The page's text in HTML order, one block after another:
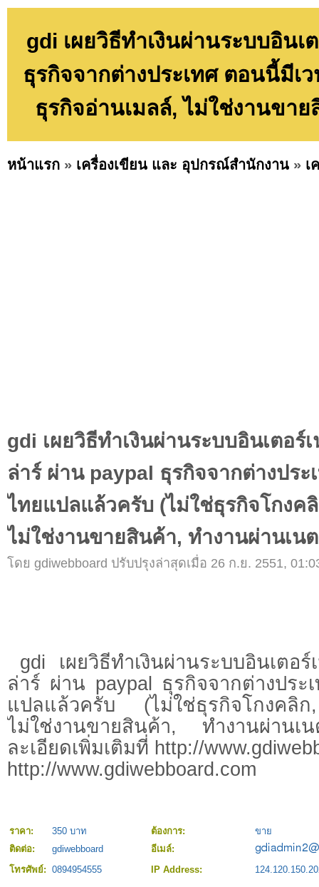
gdi เผยวิธีทำเงินผ่านระบบอินเ
ธุรกิจจากต่างประเทศ ตอนนี้มีเ
ธุรกิจอ่านเมลล์, ไม่ใช่งานขา
หน้าแรก » เครื่องเขียน และ อุปกรณ์สำนักงาน » เ
gdi เผยวิธีทำเงินผ่านระบบอินเตอร์
ล่าร์ ผ่าน paypal ธุรกิจจากต่างประ
ไทยแปลแล้วครับ (ไม่ใช่ธุรกิจโกงค
ไม่ใช่งานขายสินค้า, ทำงานผ่านเน
โดย gdiwebboard ปรับปรุงล่าสุดเมื่อ 26 ก.ย. 2551,
gdi เผยวิธีทำเงินผ่านระบบอินเตอ
ล่าร์ ผ่าน paypal ธุรกิจจากต่างประ
แปลแล้วครับ (ไม่ใช่ธุรกิจโกงคลิ
ไม่ใช่งานขายสินค้า, ทำงานผ่าน
ละเอียดเพิ่มเติมที่ http://
http://www.gdiwebboard.com
ราคา: 350 บาท ต้องการ:
ขาย
ติดต่อ:
gdiwebboard
อีเมล์:
โทรศัพย์: 0894954555 IP Address: